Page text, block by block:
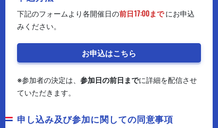
下記のフォームより各開催日の前日17:00までにお申込
みください。
お申込はこちら
※参加者の決定は、参加日の前日までに詳細を配信させ
ていただきます。
申し込み及び参加に関しての同意事項